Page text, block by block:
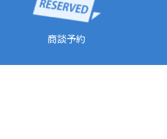
商談予約